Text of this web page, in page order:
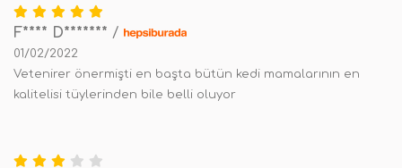
F**** D******* /
01/02/2022
Vetenirer önermişti en başta bütün kedi mamalarının en
kalitelisi tüylerinden bile belli oluyor